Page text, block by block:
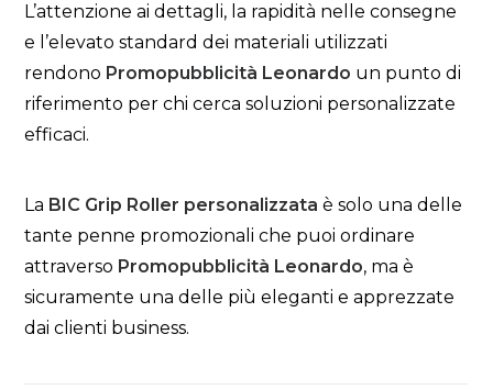
L’attenzione ai dettagli, la rapidità nelle consegne
e l’elevato standard dei materiali utilizzati
rendono Promopubblicità Leonardo un punto di
riferimento per chi cerca soluzioni personalizzate
efficaci.
La BIC Grip Roller personalizzata è solo una delle
tante penne promozionali che puoi ordinare
attraverso Promopubblicità Leonardo, ma è
sicuramente una delle più eleganti e apprezzate
dai clienti business.